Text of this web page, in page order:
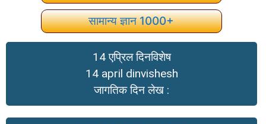
सामान्य ज्ञान 1000+
14 एप्रिल दिनविशेष
14 april dinvishesh
जागतिक दिन लेख :